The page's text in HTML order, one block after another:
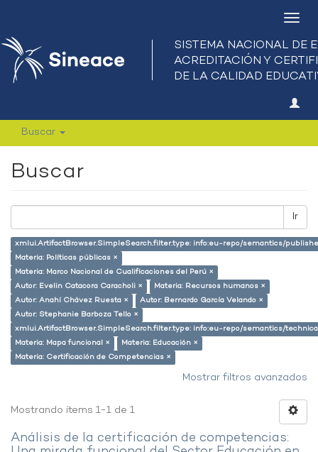
Buscar
Buscar
Ir
xmlui.ArtifactBrowser.SimpleSearch.filter.type: info:eu-repo/semantics/
Materia: Políticas públicas ×
Materia: Marco Nacional de Cualificaciones del Perú ×
Autor: Evelin Catacora Caracholi ×
Materia: Recursos humanos ×
Autor: Anahí Chávez Ruesta ×
Autor: Bernardo García Velando ×
Autor: Stephanie Barboza Tello ×
xmlui.ArtifactBrowser.SimpleSearch.filter.type: info:eu-repo/semantics/
Materia: Mapa funcional ×
Materia: Educación ×
Materia: Certificación de Competencias ×
Mostrar filtros avanzados
Mostrando ítems 1-1 de 1
Análisis de la certificación de competencias: